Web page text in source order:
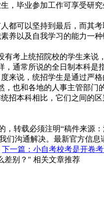
，毕业参加工作可享受研究
都可以坚持到最后，而其
养以及自我学习的能力一
考上统招院校的学生来说
通常所说的全日制本科
来说，统招学生是通过严
也和各地的人事主管部门
招本科相比，它们之间的
转载必须注明“稿件来源
们沟通解决。最新官方信息
下一篇：小自考校考是开卷
差别？" 相关文章推荐